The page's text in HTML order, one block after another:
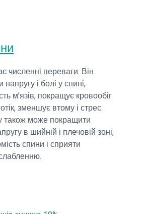
численні переваги. Він
і болі у спині,
м’язів, покращує кровообіг
зменшує втому і стрес.
може покращити
в шийній і плечовій зоні,
спини і сприяти